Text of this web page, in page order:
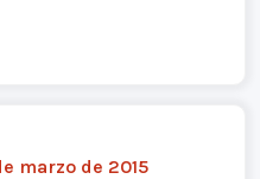
marzo de 2015